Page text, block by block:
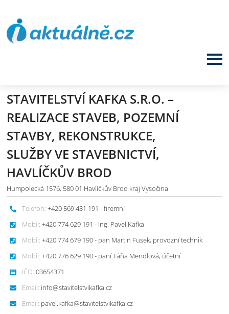
STAVITELSTVÍ KAFKA S.R.O. –
REALIZACE STAVEB, POZEMNÍ
STAVBY, REKONSTRUKCE,
SLUŽBY VE STAVEBNICTVÍ,
HAVLÍČKŮV BROD
Humpolecká 1576, 580 01 Havlíčkův Brod kraj Vysočina
Telefon: +420 569 431 191 - firemní
Mobil: +420 774 629 191 - Ing. Pavel Kafka
Mobil: +420 774 679 190 - pan Martin Fusek, provozní technik
Mobil: +420 776 629 190 - paní Táňa Mendlová, účetní
IČO: 03654371
Email: info@stavitelstvikafka.cz
Email: pavel.kafka@stavitelstvikafka.cz